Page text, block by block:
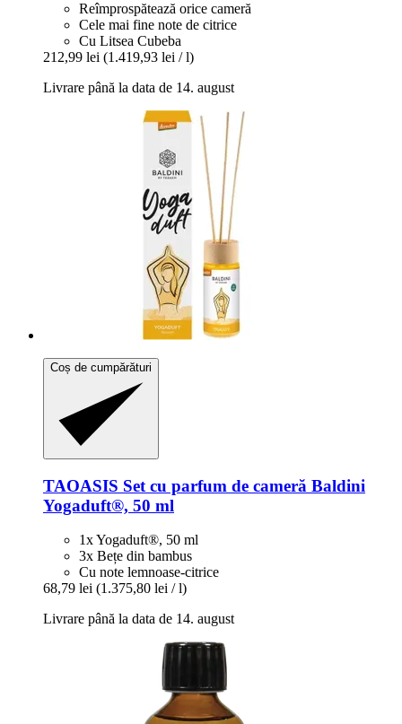
Reîmprospătează orice cameră
Cele mai fine note de citrice
Cu Litsea Cubeba
212,99 lei (1.419,93 lei / l)
Livrare până la data de 14. august
Coș de cumpărături
TAOASIS Set cu parfum de cameră Baldini
Yogaduft®, 50 ml
1x Yogaduft®, 50 ml
3x Bețe din bambus
Cu note lemnoase-citrice
68,79 lei (1.375,80 lei / l)
Livrare până la data de 14. august